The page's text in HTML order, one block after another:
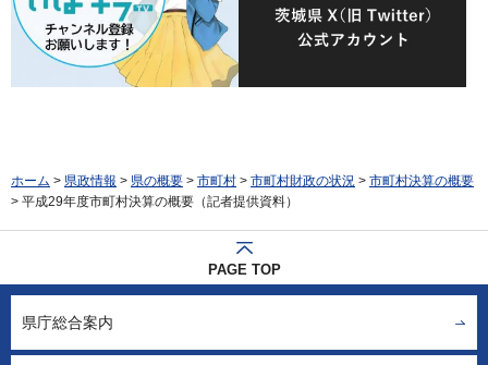
ホーム > 県政情報 > 県の概要 > 市町村 > 市町村財政の状況 > 市町村決算の概要
> 平成29年度市町村決算の概要（記者提供資料）
PAGE TOP
県庁総合案内